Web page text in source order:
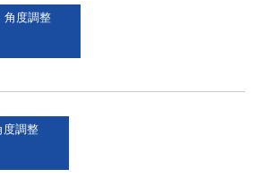
度調整
調整